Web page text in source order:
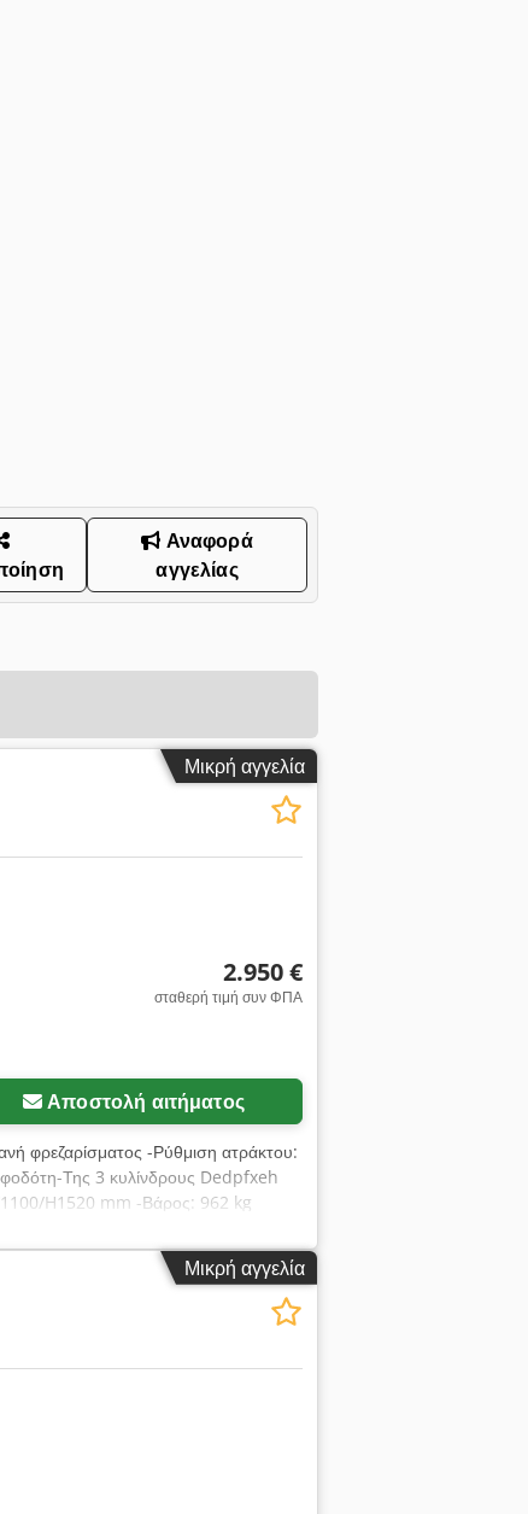
Αναφορά
αγγελίας
Μικρή αγγελία
2.950 €
σταθερή τιμή συν ΦΠΑ
Αποστολή αιτήματος
φρεζαρίσματος -Ρύθμιση ατράκτου:
Της 3 κυλίνδρους Dedpfxeh
H1520 mm -Βάρος: 962 kg
Μικρή αγγελία